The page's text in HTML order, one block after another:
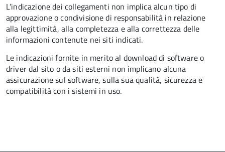
L’indicazione dei collegamenti non implica alcun tipo di
approvazione o condivisione di responsabilità in relazione
alla legittimità, alla completezza e alla correttezza delle
informazioni contenute nei siti indicati.
Le indicazioni fornite in merito al download di software o
driver dal sito o da siti esterni non implicano alcuna
assicurazione sul software, sulla sua qualità, sicurezza e
compatibilità con i sistemi in uso.